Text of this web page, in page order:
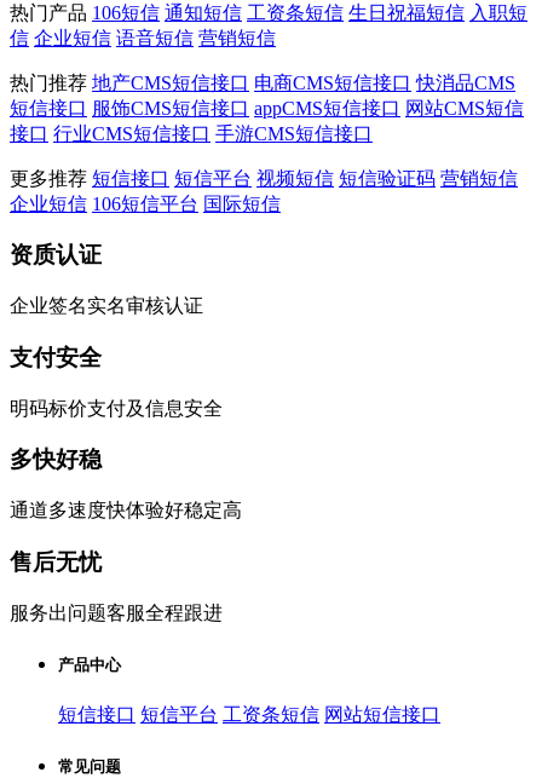
热门产品 106短信 通知短信 工资条短信 生日祝福短信 入职短
信 企业短信 语音短信 营销短信
热门推荐 地产CMS短信接口 电商CMS短信接口 快消品CMS
短信接口 服饰CMS短信接口 appCMS短信接口 网站CMS短信
接口 行业CMS短信接口 手游CMS短信接口
更多推荐 短信接口 短信平台 视频短信 短信验证码 营销短信
企业短信 106短信平台 国际短信
资质认证
企业签名实名审核认证
支付安全
明码标价支付及信息安全
多快好稳
通道多速度快体验好稳定高
售后无忧
服务出问题客服全程跟进
产品中心
短信接口 短信平台 工资条短信 网站短信接口
常见问题